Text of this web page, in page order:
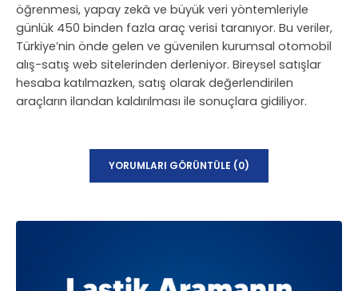
öğrenmesi, yapay zekâ ve büyük veri yöntemleriyle
günlük 450 binden fazla araç verisi taranıyor. Bu veriler,
Türkiye’nin önde gelen ve güvenilen kurumsal otomobil
alış-satış web sitelerinden derleniyor. Bireysel satışlar
hesaba katılmazken, satış olarak değerlendirilen
araçların ilandan kaldırılması ile sonuçlara gidiliyor.
YORUMLARI GÖRÜNTÜLE (0)